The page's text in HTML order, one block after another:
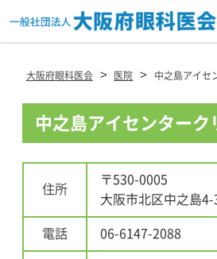
大阪府眼科医会 > 医院 > 中之島アイセ
中之島アイセンターク
住所
〒530-0005
大阪市北区中之島4-
電話 06-6147-2088
Site
Footer